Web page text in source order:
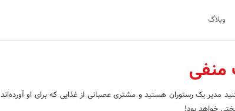
وبلاگ
منفی
مدیر یک رستوران هستید و مشتری عصبانی از غذایی که برای او آورده‌اند